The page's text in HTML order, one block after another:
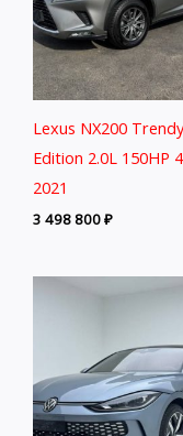
Lexus NX200 Trendy
Edition 2.0L 150HP
2021
3 498 800₽